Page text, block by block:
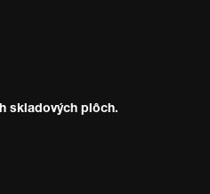
skladových plôch.